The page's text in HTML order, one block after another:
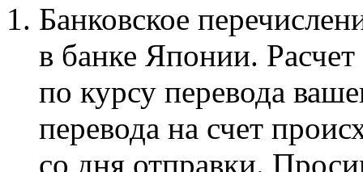
Банковское
в банке Японии.
по курсу перевода
перевода на счет
со дня отправки.